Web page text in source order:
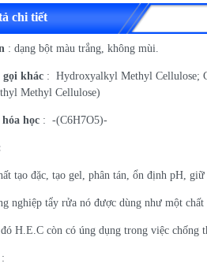
chi tiết
: dạng bột màu trắng, không mùi.
gọi khác : Hydroxyalkyl Methyl Cellulose;
Methyl Cellulose)
học : -(C6H7O5)-
tạo đặc, tạo gel, phân tán, ổn định pH, giữ
nghiệp tẩy rửa nó được dùng như một chất
H.E.C còn có úng dụng trong việc chống